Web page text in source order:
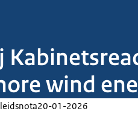
wind
20-01-2026